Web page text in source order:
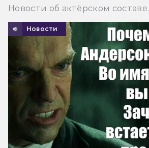
Новости об актёрском составе.
Новости